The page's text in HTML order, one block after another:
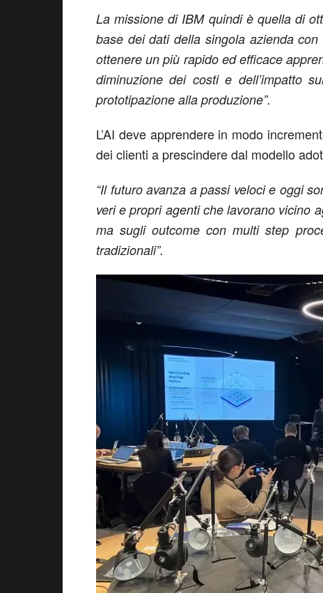
La missione di IBM quindi è quella di
base dei dati della singola azienda
ottenere un più rapido ed efficace
diminuzione dei costi e dell’impatto
prototipazione alla produzione”.
L’AI deve apprendere in modo
dei clienti a prescindere dal modello
“Il futuro avanza a passi veloci e oggi
veri e propri agenti che lavorano vicino
ma sugli outcome con multi step
tradizionali”.